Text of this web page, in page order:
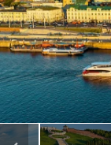
Автор: © Kit
Автор: © Oksana Sasha